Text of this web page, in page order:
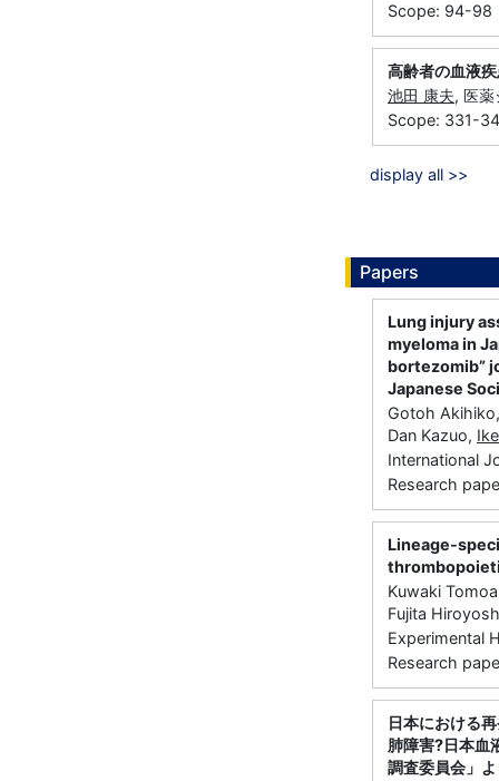
Scope: 94-98
高齢者の血液
池田 康夫, 医
Scope: 331-
display all >>
Papers
Lung injury
myeloma in
bortezomib”
Japanese
Gotoh
Dan Kazuo,
International
Research
Lineage-
Kuwaki
Fujita
Experimental
Research
日本における
肺障害?日本血
調査委員会」